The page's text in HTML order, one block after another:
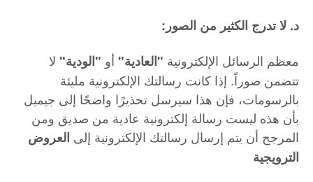
:د. لا تدرج الكثير من الصور
معظم الرسائل الإلكترونية "العادية" أو "الودية" لا
تتضمن صوراً. إذا كانت رسالتك الإلكترونية مليئة
بالرسومات، فإن هذا سيرسل تحذيرًا واضحًا إلى جيميل
بأن هذه ليست رسالة إلكترونية عادية من صديق ومن
المرجح أن يتم إرسال رسالتك الإلكترونية إلى العروض
الترويجية